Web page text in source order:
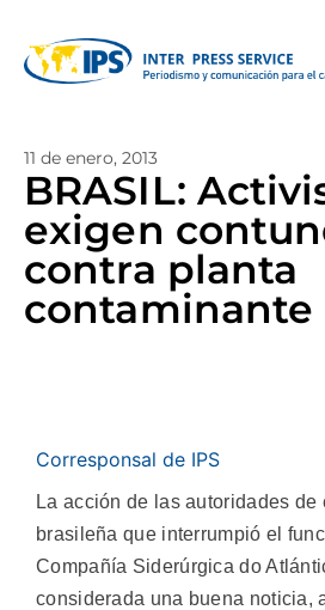
11 de enero, 2013
BRASIL:
exigen
contra planta
contaminante
Corresponsal de IPS
La acción de las autoridades de
brasileña que interrumpió el
Compañía Siderúrgica do
considerada una buena noticia,